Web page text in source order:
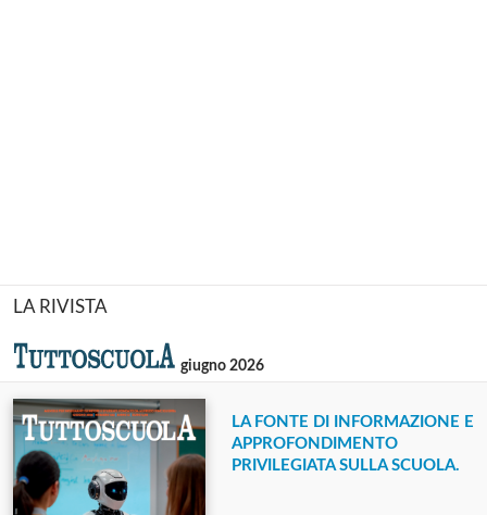
LA RIVISTA
giugno 2026
LA FONTE DI INFORMAZIONE E
APPROFONDIMENTO
PRIVILEGIATA SULLA SCUOLA.